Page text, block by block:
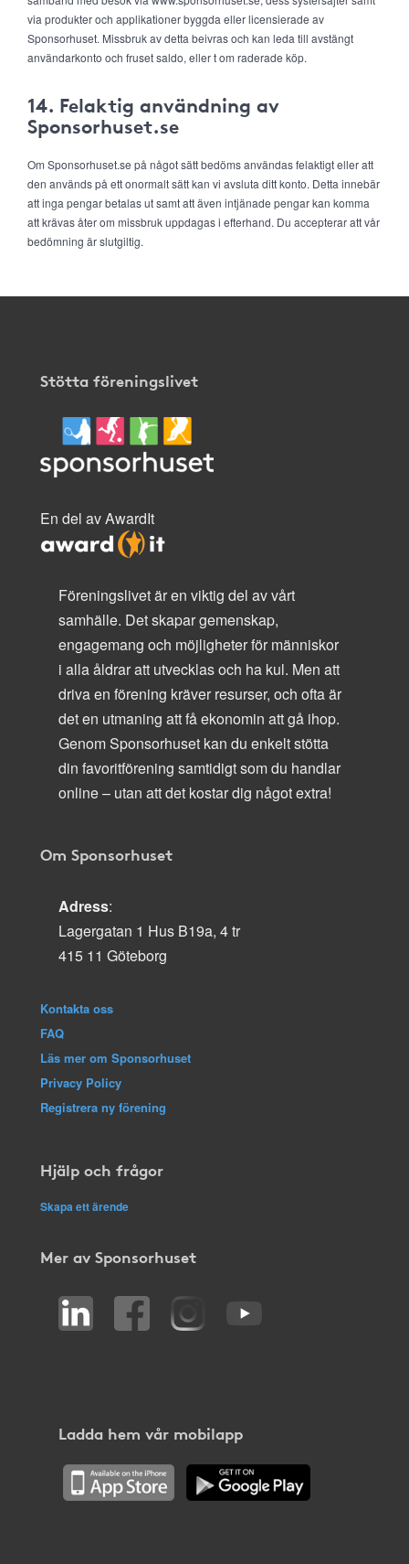
via produkter och applikationer byggda eller licensierade av
Sponsorhuset. Missbruk av detta beivras och kan leda till avstängt
användarkonto och fruset saldo, eller t om raderade köp.
14. Felaktig användning av
Sponsorhuset.se
Om Sponsorhuset.se på något sätt bedöms användas felaktigt eller att
den används på ett onormalt sätt kan vi avsluta ditt konto. Detta innebär
att inga pengar betalas ut samt att även intjänade pengar kan komma
att krävas åter om missbruk uppdagas i efterhand. Du accepterar att vår
bedömning är slutgiltig.
Stötta föreningslivet
En del av AwardIt
Föreningslivet är en viktig del av vårt
samhälle. Det skapar gemenskap,
engagemang och möjligheter för människor
i alla åldrar att utvecklas och ha kul. Men att
driva en förening kräver resurser, och ofta är
det en utmaning att få ekonomin att gå ihop.
Genom Sponsorhuset kan du enkelt stötta
din favoritförening samtidigt som du handlar
online – utan att det kostar dig något extra!
Om Sponsorhuset
Adress:
Lagergatan 1 Hus B19a, 4 tr
415 11 Göteborg
Kontakta oss
FAQ
Läs mer om Sponsorhuset
Privacy Policy
Registrera ny förening
Hjälp och frågor
Skapa ett ärende
Mer av Sponsorhuset
Ladda hem vår mobilapp